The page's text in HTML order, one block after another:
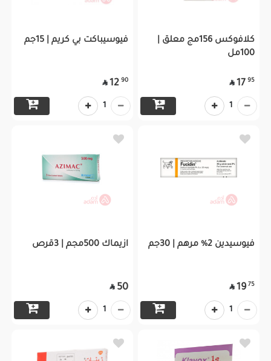
كلافوكس 156مج معلق |
100مل
95
17

1
فيوسيباكت بي كريم | 15جم
90
12

1
فيوسيدين 2% مرهم | 30جم
75
19

1
ازيماك 500مجم | 3قرص
50

1